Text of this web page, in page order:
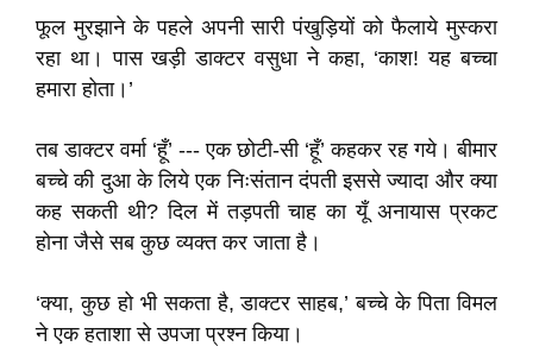
फूल मुरझाने के पहले अपनी सारी पंखुड़ियों को फैलाये मुस्करा
रहा था। पास खड़ी डाक्टर वसुधा ने कहा, ‘काश! यह बच्चा
हमारा होता।’
तब डाक्टर वर्मा ‘हूँ’ --- एक छोटी-सी ‘हूँ’ कहकर रह गये। बीमार
बच्चे की दुआ के लिये एक निःसंतान दंपती इससे ज्यादा और क्या
कह सकती थी? दिल में तड़पती चाह का यूँ अनायास प्रकट
होना जैसे सब कुछ व्यक्त कर जाता है।
‘क्या, कुछ हो भी सकता है, डाक्टर साहब,’ बच्चे के पिता विमल
ने एक हताशा से उपजा प्रश्न किया।